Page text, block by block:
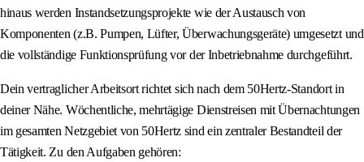
hinaus werden Instandsetzungsprojekte wie der Austausch von
Komponenten (z.B. Pumpen, Lüfter, Überwachungsgeräte) umgesetzt und
die vollständige Funktionsprüfung vor der Inbetriebnahme durchgeführt.
Dein vertraglicher Arbeitsort richtet sich nach dem 50Hertz-Standort in
deiner Nähe. Wöchentliche, mehrtägige Dienstreisen mit Übernachtungen
im gesamten Netzgebiet von 50Hertz sind ein zentraler Bestandteil der
Tätigkeit. Zu den Aufgaben gehören: